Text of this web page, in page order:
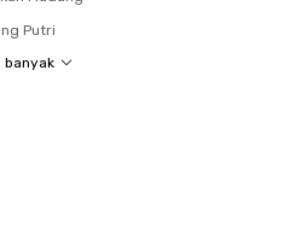
Putri
banyak